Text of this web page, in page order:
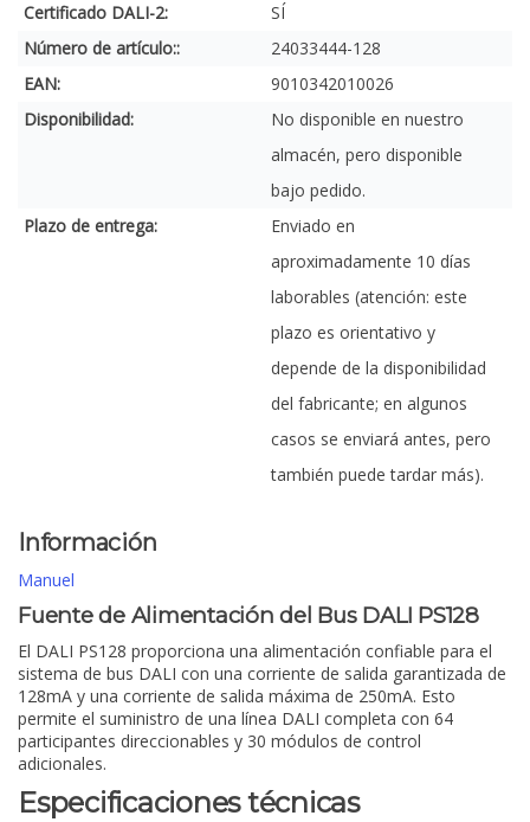
Certificado DALI-2:
SÍ
Número de artículo::
24033444-128
EAN:
9010342010026
Disponibilidad:
No disponible en nuestro
almacén, pero disponible
bajo pedido.
Plazo de entrega:
Enviado en
aproximadamente 10 días
laborables (atención: este
plazo es orientativo y
depende de la disponibilidad
del fabricante; en algunos
casos se enviará antes, pero
también puede tardar más).
Información
Manuel
Fuente de Alimentación del Bus DALI PS128
El DALI PS128 proporciona una alimentación confiable para el
sistema de bus DALI con una corriente de salida garantizada de
128mA y una corriente de salida máxima de 250mA. Esto
permite el suministro de una línea DALI completa con 64
participantes direccionables y 30 módulos de control
adicionales.
Especificaciones técnicas